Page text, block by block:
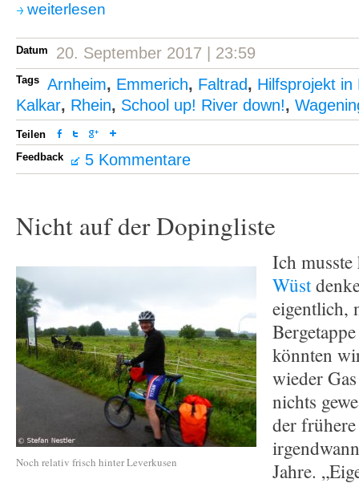
weiterlesen
Datum 20. September 2017 | 23:59
Tags Arnheim, Emmerich, Faltrad, Hilfsprojekt in
Kalkar, Rhein, School up! River down!,
Teilen
Feedback
5 Kommentare
Nicht auf der Dopingliste
Noch relativ frisch hinter Leverkusen
Ich
Wüst
eigentlich,
könnten
wieder
nichts
der
Jahre.